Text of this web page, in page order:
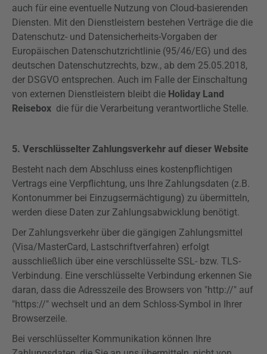
auch für eine eventuelle Nutzung von Cloud-basierenden
Diensten. Mit den Dienstleistern bestehen Verträge die die
Datenschutz- und Datensicherheits-Vorgaben der
Europäischen Datenschutzrichtlinie (95/46/EG) und des
deutschen Datenschutzrechts, bzw., ab dem 25.05.2018,
der DSGVO entsprechen. Auch im Falle der Einschaltung
von externen Dienstleistern bleibt die Holiday Land
Reisebox die für die Verarbeitung verantwortliche Stelle.
5. Verschlüsselter Zahlungsverkehr auf dieser Website
Besteht nach dem Abschluss eines kostenpflichtigen
Vertrags eine Verpflichtung, uns Ihre Zahlungsdaten (z.B.
Kontonummer bei Einzugsermächtigung) zu übermitteln,
werden diese Daten zur Zahlungsabwicklung benötigt.
Der Zahlungsverkehr über die gängigen Zahlungsmittel
(Visa/MasterCard, Lastschriftverfahren) erfolgt
ausschließlich über eine verschlüsselte SSL- bzw. TLS-
Verbindung. Eine verschlüsselte Verbindung erkennen Sie
daran, dass die Adresszeile des Browsers von "http://" auf
"https://" wechselt und an dem Schloss-Symbol in Ihrer
Browserzeile.
Bei verschlüsselter Kommunikation können Ihre